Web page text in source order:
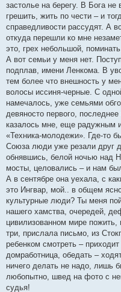
застолье на берегу. В Бога
грешить, жить по чести – и
справедливости рассудят. А
откуда перешли ко мне
это, грех небольшой,
А вот семьи у меня нет.
подплав, имени Ленкома. В
тем более что внешность у
волосы иссиня-черные. С
намечалось, уже семьями
девяносто первого,
казалось мне, еще радужным
«Техника-молодежи». Где-то
Союза люди уже резали друг
обнявшись, белой ночью над
мосты, целовались – и нам
А в сентябре она уехала, с
это Ингвар, мой.. в общем
культурные люди? Ты меня
нашего хамства, очередей,
цивилизованном мире пожить,
три, прислала письмо, из
ребенком смотреть –
домработница, обедать –
ничего делать не надо, лишь
любопытно, швед на фото с
судья!